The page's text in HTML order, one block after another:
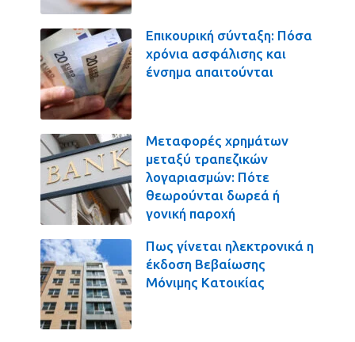
Επικουρική σύνταξη: Πόσα
χρόνια ασφάλισης και
ένσημα απαιτούνται
Μεταφορές χρημάτων
μεταξύ τραπεζικών
λογαριασμών: Πότε
θεωρούνται δωρεά ή
γονική παροχή
Πως γίνεται ηλεκτρονικά η
έκδοση Βεβαίωσης
Μόνιμης Κατοικίας